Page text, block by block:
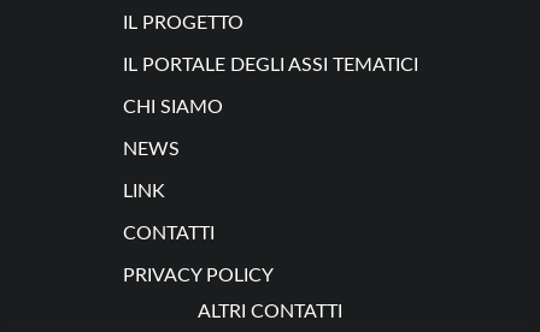
IL PROGETTO
IL PORTALE DEGLI ASSI TEMATICI
CHI SIAMO
NEWS
LINK
CONTATTI
PRIVACY POLICY
ALTRI CONTATTI